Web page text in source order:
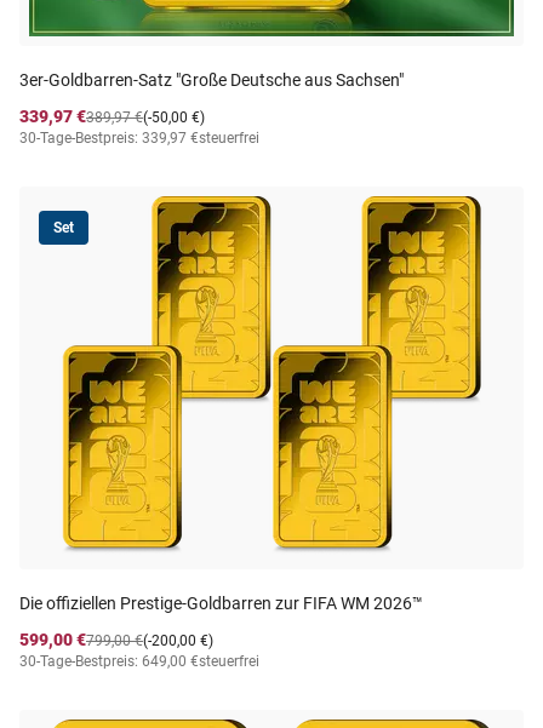
3er-Goldbarren-Satz "Große Deutsche aus Sachsen"
339,97 €
(-50,00 €)
389,97 €
30-Tage-Bestpreis: 339,97 €steuerfrei
Set
Die offiziellen Prestige-Goldbarren zur FIFA WM 2026™
599,00 €
(-200,00 €)
799,00 €
30-Tage-Bestpreis: 649,00 €steuerfrei